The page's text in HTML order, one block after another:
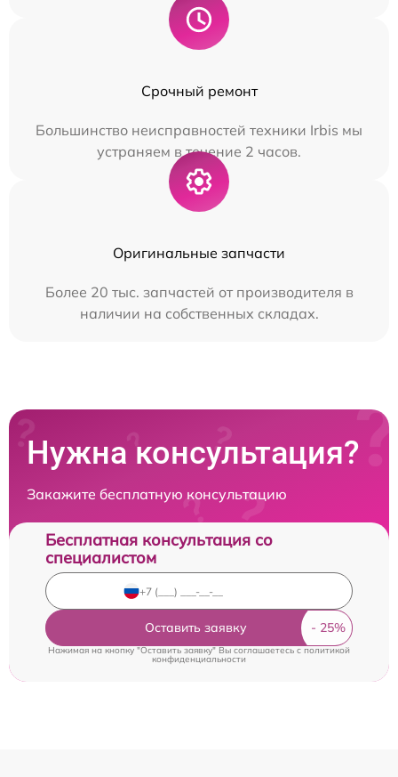
Срочный ремонт
Большинство неисправностей техники Irbis мы
устраняем в течение 2 часов.
Оригинальные запчасти
Более 20 тыс. запчастей от производителя в
наличии на собственных складах.
Нужна консультация?
Закажите бесплатную консультацию
Бесплатная консультация со
специалистом
Оставить заявку
Нажимая на кнопку "Оставить заявку" Вы соглашаетесь c политикой
конфиденциальности